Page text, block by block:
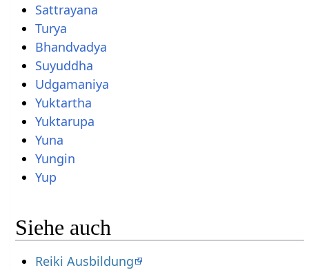
Sattrayana
Turya
Bhandvadya
Suyuddha
Udgamaniya
Yuktartha
Yuktarupa
Yuna
Yungin
Yup
Siehe auch
Reiki Ausbildung